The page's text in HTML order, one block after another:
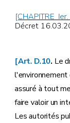
[CHAPITRE
Décret
[Art. D.10. Le
assuré à tout
faire valoir un
Les autorités